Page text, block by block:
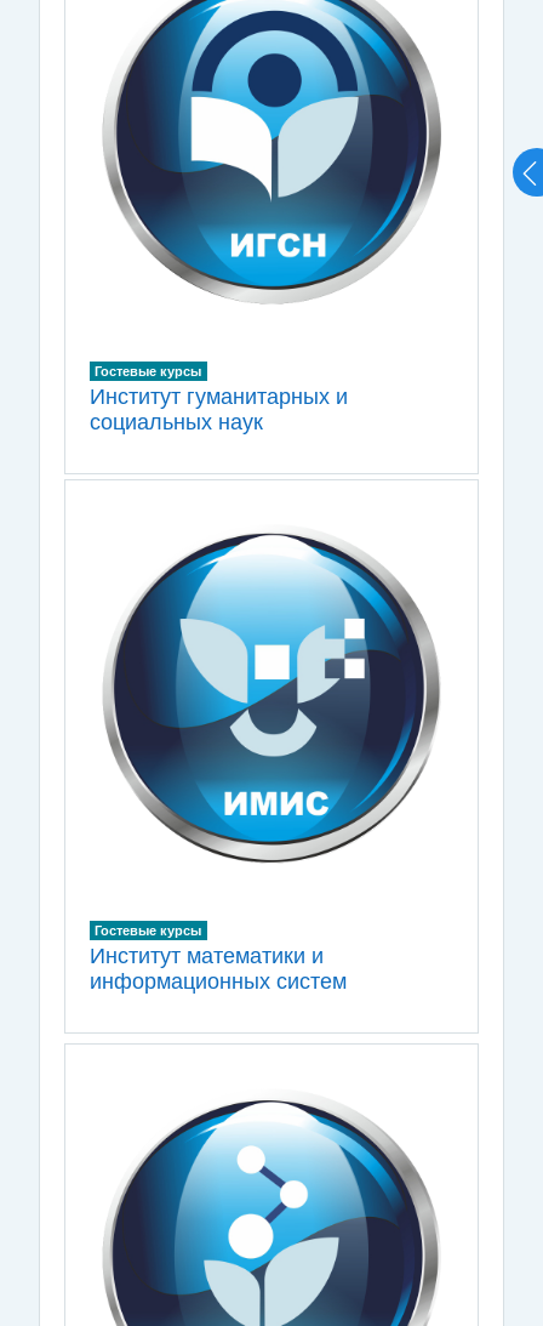
Гостевые курсы
Институт гуманитарных и
социальных наук
Гостевые курсы
Институт математики и
информационных систем